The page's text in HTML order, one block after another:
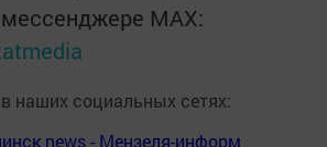
MАХ:
наших социальных сетях:
news - Мензеля-информ